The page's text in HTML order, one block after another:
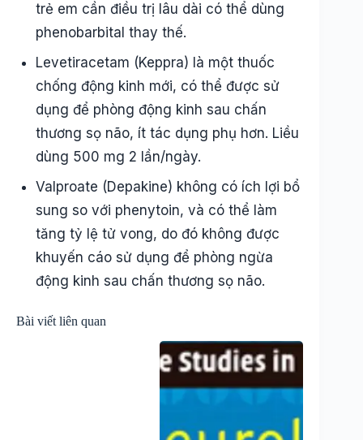
trẻ em cần điều trị lâu dài có thể dùng
phenobarbital thay thế.
Levetiracetam (Keppra) là một thuốc
chống động kinh mới, có thể được sử
dụng để phòng động kinh sau chấn
thương sọ não, ít tác dụng phụ hơn. Liều
dùng 500 mg 2 lần/ngày.
Valproate (Depakine) không có ích lợi bổ
sung so với phenytoin, và có thể làm
tăng tỷ lệ tử vong, do đó không được
khuyến cáo sử dụng để phòng ngừa
động kinh sau chấn thương sọ não.
Bài viết liên quan